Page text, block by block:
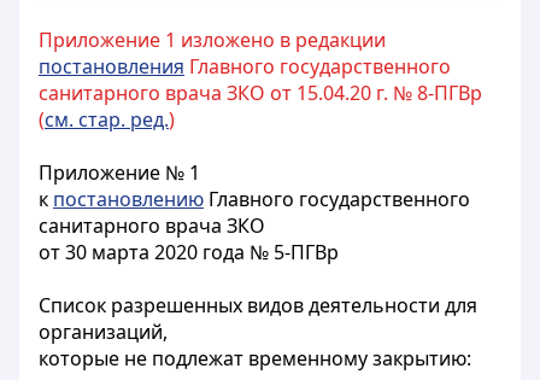
Приложение 1 изложено в редакции
постановления Главного государственного
санитарного врача ЗКО от 15.04.20 г. № 8-ПГВр
(см. стар. ред.)
Приложение № 1
к постановлению Главного государственного
санитарного врача ЗКО
от 30 марта 2020 года № 5-ПГВр
Список разрешенных видов деятельности для
организаций,
которые не подлежат временному закрытию: